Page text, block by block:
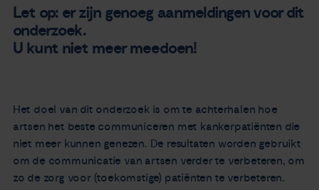
Contact
Let op: er zijn genoeg aanmeldingen voor dit
onderzoek.
U kunt niet meer meedoen!
Het doel van dit onderzoek is om te achterhalen hoe
artsen het beste communiceren met kankerpatiënten die
niet meer kunnen genezen. De resultaten worden gebruikt
om de communicatie van artsen verder te verbeteren, om
zo de zorg voor (toekomstige) patiënten te verbeteren.